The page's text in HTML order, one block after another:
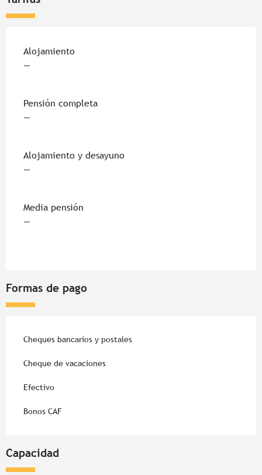
Alojamiento
—
Pensión completa
—
Alojamiento y desayuno
—
Media pensión
—
Formas de pago
Cheques bancarios y postales
Cheque de vacaciones
Efectivo
Bonos CAF
Capacidad